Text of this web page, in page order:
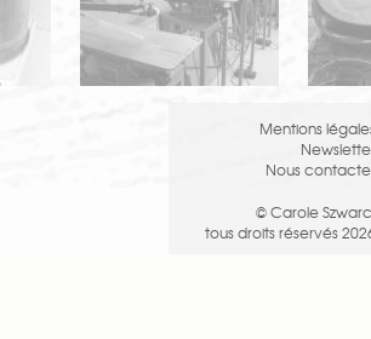
Mentions
Nous
© Carole
tous droits réservés